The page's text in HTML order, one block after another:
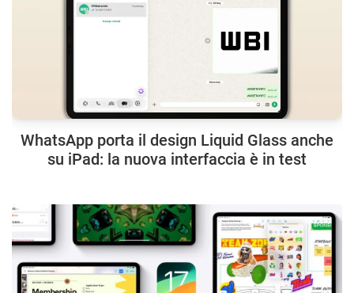
WhatsApp porta il design Liquid Glass anche
su iPad: la nuova interfaccia è in test